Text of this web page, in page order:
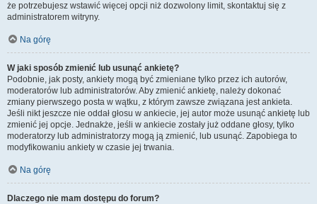
że potrzebujesz wstawić więcej opcji niż dozwolony limit, skontaktuj się z
administratorem witryny.
Na górę
W jaki sposób zmienić lub usunąć ankietę?
Podobnie, jak posty, ankiety mogą być zmieniane tylko przez ich autorów,
moderatorów lub administratorów. Aby zmienić ankietę, należy dokonać
zmiany pierwszego posta w wątku, z którym zawsze związana jest ankieta.
Jeśli nikt jeszcze nie oddał głosu w ankiecie, jej autor może usunąć ankietę lub
zmienić jej opcje. Jednakże, jeśli w ankiecie zostały już oddane głosy, tylko
moderatorzy lub administratorzy mogą ją zmienić, lub usunąć. Zapobiega to
modyfikowaniu ankiety w czasie jej trwania.
Na górę
Dlaczego nie mam dostępu do forum?